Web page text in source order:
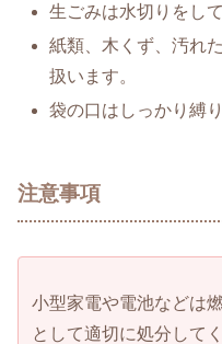
生ごみは水切りをし
紙類、木くず、汚れ
扱います。
袋の口はしっかり縛
注意事項
小型家電や電池などは
として適切に処分して